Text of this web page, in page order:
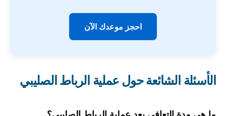
احجز موعدك الآن
الأسئلة الشائعة حول عملية الرباط الصليبي